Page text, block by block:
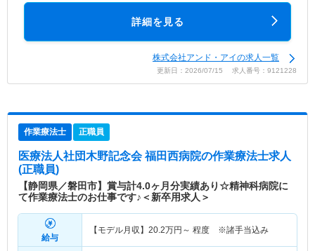
詳細を見る
株式会社アンド・アイの求人一覧
更新日：2026/07/15 求人番号：9121228
作業療法士 正職員
医療法人社団木野記念会 福田西病院の作業療法士求人
(正職員)
【静岡県／磐田市】賞与計4.0ヶ月分実績あり☆精神科病院に
て作業療法士のお仕事です♪＜新卒用求人＞
給与
【モデル月収】 20.2万円～ 程度 ※諸手当込み